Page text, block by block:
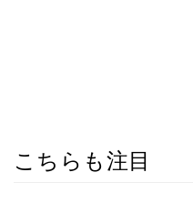
こちらも注目